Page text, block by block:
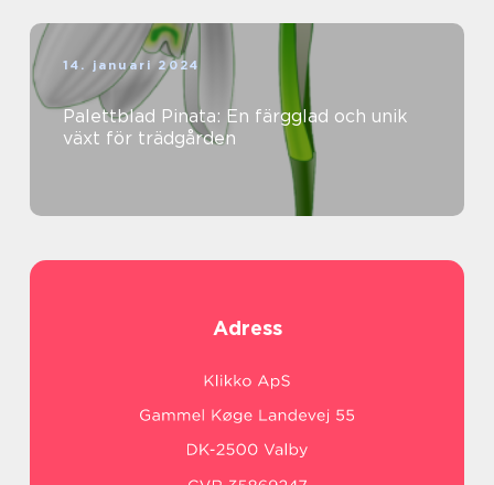
14. januari 2024
Palettblad Pinata: En färgglad och unik
växt för trädgården
Adress